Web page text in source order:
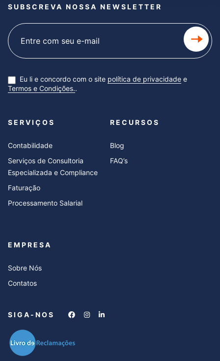
SUBSCREVA NOSSA NEWSLETTER
Subscribe
newsletter
Eu li e concordo com o site política de privacidade e
Termos e Condições..
SERVIÇOS
Contabilidade
Serviços de Consultoria
Especializada e Compliance
Faturação
Processamento Salarial
RECURSOS
Blog
FAQ’s
EMPRESA
Sobre Nós
Contatos
SIGA-NOS